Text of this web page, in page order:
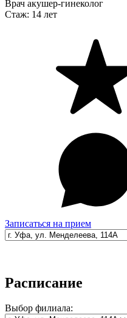
Врач акушер-гинеколог
Стаж: 14 лет
Записаться на прием
Расписание
Выбор филиала: